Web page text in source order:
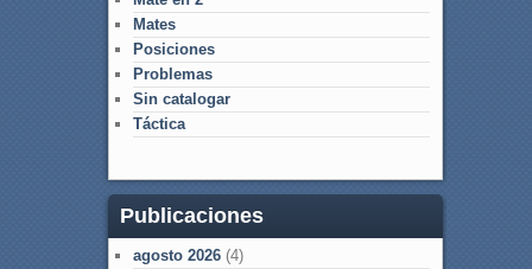
Mates
Posiciones
Problemas
Sin catalogar
Táctica
Publicaciones
agosto 2026(4)